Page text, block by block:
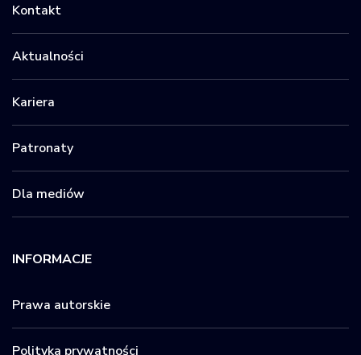
Kontakt
Aktualności
Kariera
Patronaty
Dla mediów
INFORMACJE
Prawa autorskie
Polityka prywatności